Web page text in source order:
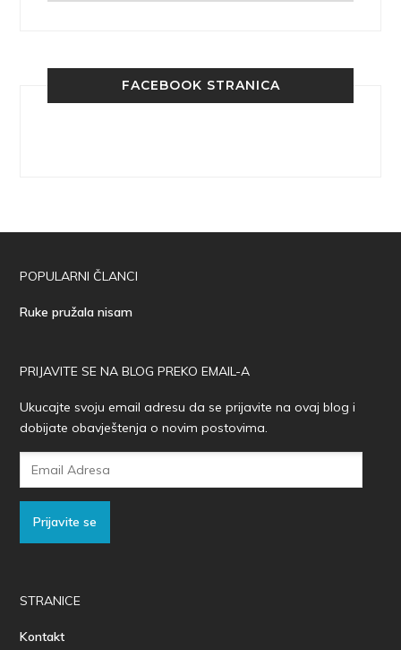
FACEBOOK STRANICA
POPULARNI ČLANCI
Ruke pružala nisam
PRIJAVITE SE NA BLOG PREKO EMAIL-A
Ukucajte svoju email adresu da se prijavite na ovaj blog i
dobijate obavještenja o novim postovima.
Prijavite se
STRANICE
Kontakt